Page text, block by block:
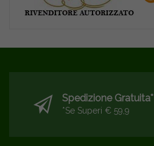
Spedizione Gratuita*
*se Superi € 59,9